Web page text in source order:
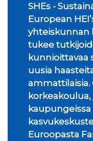
SHEs -
European
yhteiskunnan
tukee
kunnioittavaa
uusia
korkeakoulua,
Euroopasta